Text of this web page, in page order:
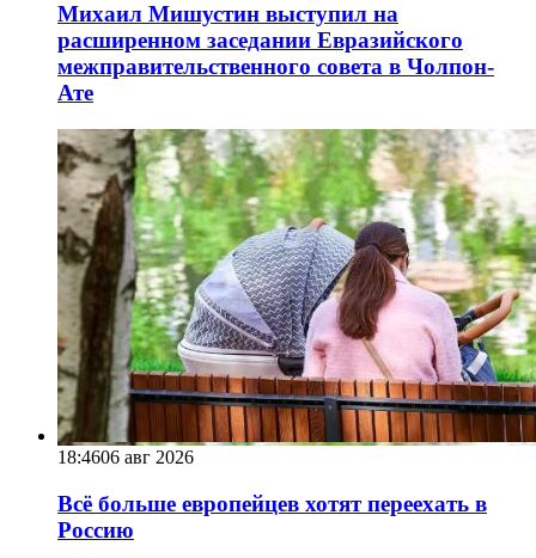
Михаил Мишустин выступил на
расширенном заседании Евразийского
межправительственного совета в Чолпон-
Ате
18:4606 авг 2026
Всё больше европейцев хотят переехать в
Россию